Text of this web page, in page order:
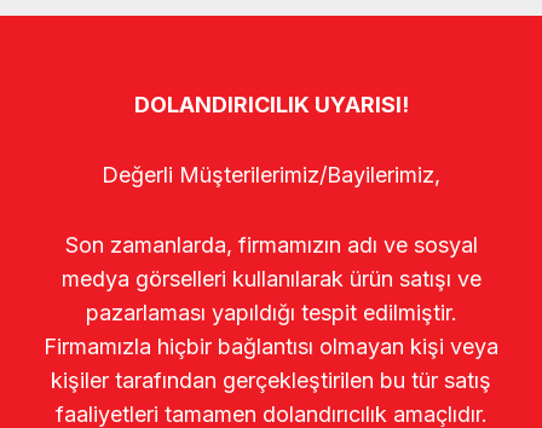
DOLANDIRICILIK UYARISI!
Değerli Müşterilerimiz/Bayilerimiz,
Son zamanlarda, firmamızın adı ve sosyal
medya görselleri kullanılarak ürün satışı ve
pazarlaması yapıldığı tespit edilmiştir.
Firmamızla hiçbir bağlantısı olmayan kişi veya
kişiler tarafından gerçekleştirilen bu tür satış
faaliyetleri tamamen dolandırıcılık amaçlıdır.